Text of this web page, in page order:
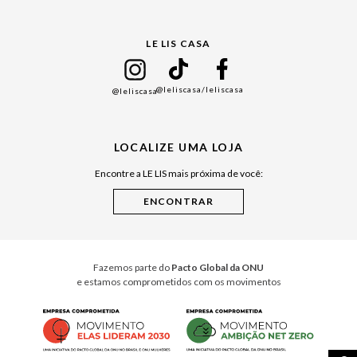
Cuidados Casa
LE LIS CASA
@leliscasa@leliscasa/leliscasa
LOCALIZE UMA LOJA
Encontre a LE LIS mais próxima de você:
Fazemos parte do Pacto Global da ONU
e estamos comprometidos com os movimentos